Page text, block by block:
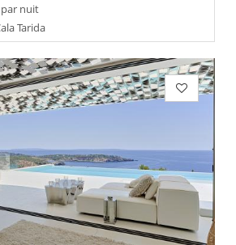
par nuit
Tarida